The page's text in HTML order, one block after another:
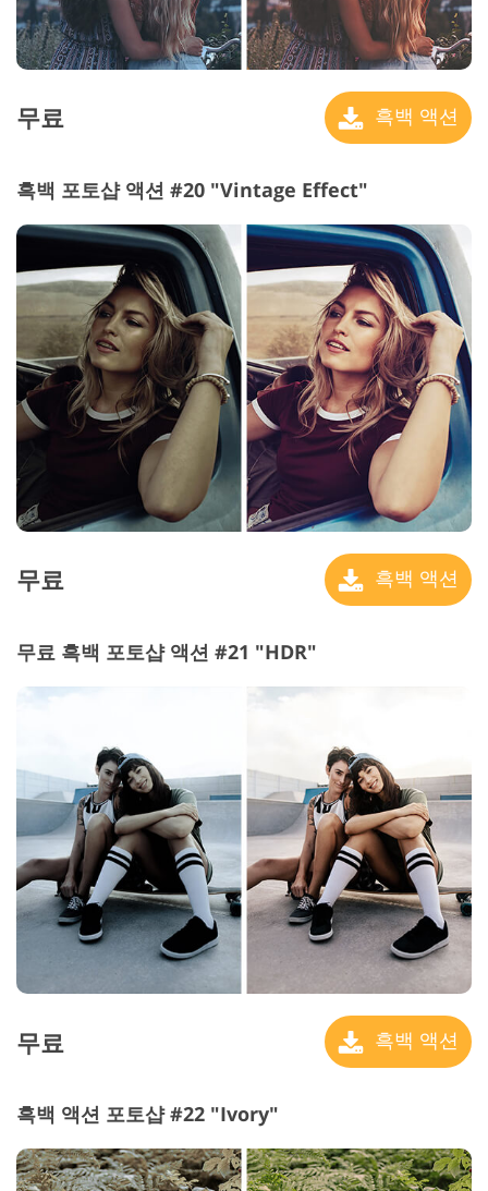
무료 흑백 액션
흑백 포토샵 액션 #20 "Vintage Effect"
무료 흑백 액션
무료 흑백 포토샵 액션 #21 "HDR"
무료 흑백 액션
흑백 액션 포토샵 #22 "Ivory"